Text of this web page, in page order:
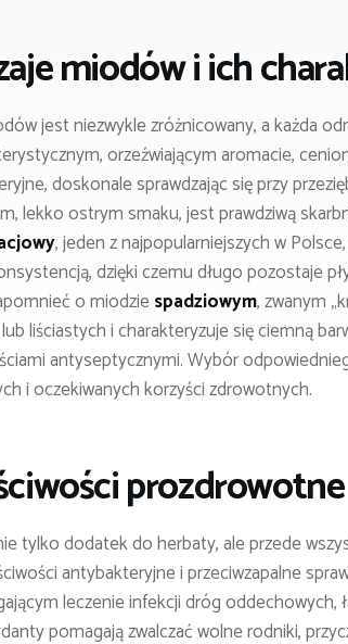
miodów i ich
jest niezwykle zróżnicowany, a każda
orzeźwiającym aromacie,
doskonale sprawdzając się przy
lekko ostrym smaku, jest prawdziwą
, jeden z najpopularniejszych w
dzięki czemu długo pozostaje
o miodziespadziowym, zwanym
liściastych i charakteryzuje się ciemną
antyseptycznymi. Wybór
i oczekiwanych korzyści zdrowotnych.
tylko dodatek do herbaty, ale przede
antybakteryjne i przeciwzapalne
leczenie infekcji dróg oddechowych,
pomagają zwalczać wolne rodniki,